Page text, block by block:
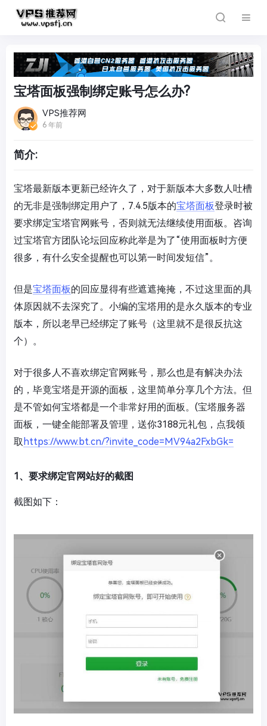
宝塔面板强制绑定账号怎么办?
VPS推荐网
6 年前
简介:
宝塔最新版本更新已经许久了，对于新版本大多数人吐槽
的无非是强制绑定用户了，7.4.5版本的宝塔面板登录时被
要求绑定宝塔官网账号，否则就无法继续使用面板。咨询
过宝塔官方团队论坛回应称此举是为了“使用面板时方便
很多，有什么安全提醒也可以第一时间发短信”。
但是宝塔面板的回应显得有些遮遮掩掩，不过这里面的具
体原因就不去深究了。小编的宝塔用的是永久版本的专业
版本，所以老早已经绑定了账号（这里就不是很反抗这
个）。
对于很多人不喜欢绑定官网账号，那么也是有解决办法
的，毕竟宝塔是开源的面板，这里简单分享几个方法。但
是不管如何宝塔都是一个非常好用的面板。(宝塔服务器
面板，一键全能部署及管理，送你3188元礼包，点我领
取 https://www.bt.cn/?invite_code=MV94a2FxbGk=
1、要求绑定官网站好的截图
截图如下：